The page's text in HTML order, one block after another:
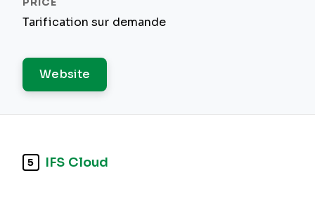
Tarification sur demande
Website
5 IFS Cloud